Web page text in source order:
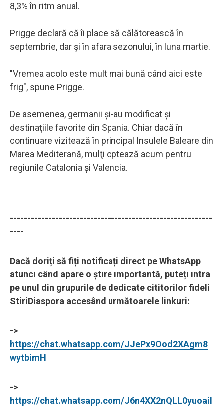
8,3% în ritm anual.
Prigge declară că îi place să călătorească în
septembrie, dar şi în afara sezonului, în luna martie.
"Vremea acolo este mult mai bună când aici este
frig", spune Prigge.
De asemenea, germanii şi-au modificat şi
destinaţiile favorite din Spania. Chiar dacă în
continuare vizitează în principal Insulele Baleare din
Marea Mediterană, mulţi optează acum pentru
regiunile Catalonia şi Valencia.
----------------------------------------------------------
----
Dacă doriți să fiți notificați direct pe WhatsApp
atunci când apare o știre importantă, puteți intra
pe unul din grupurile de dedicate cititorilor fideli
StiriDiaspora accesând următoarele linkuri:
->
https://chat.whatsapp.com/JJePx9Ood2XAgm8
wytbimH
->
https://chat.whatsapp.com/J6n4XX2nQLL0yuoail